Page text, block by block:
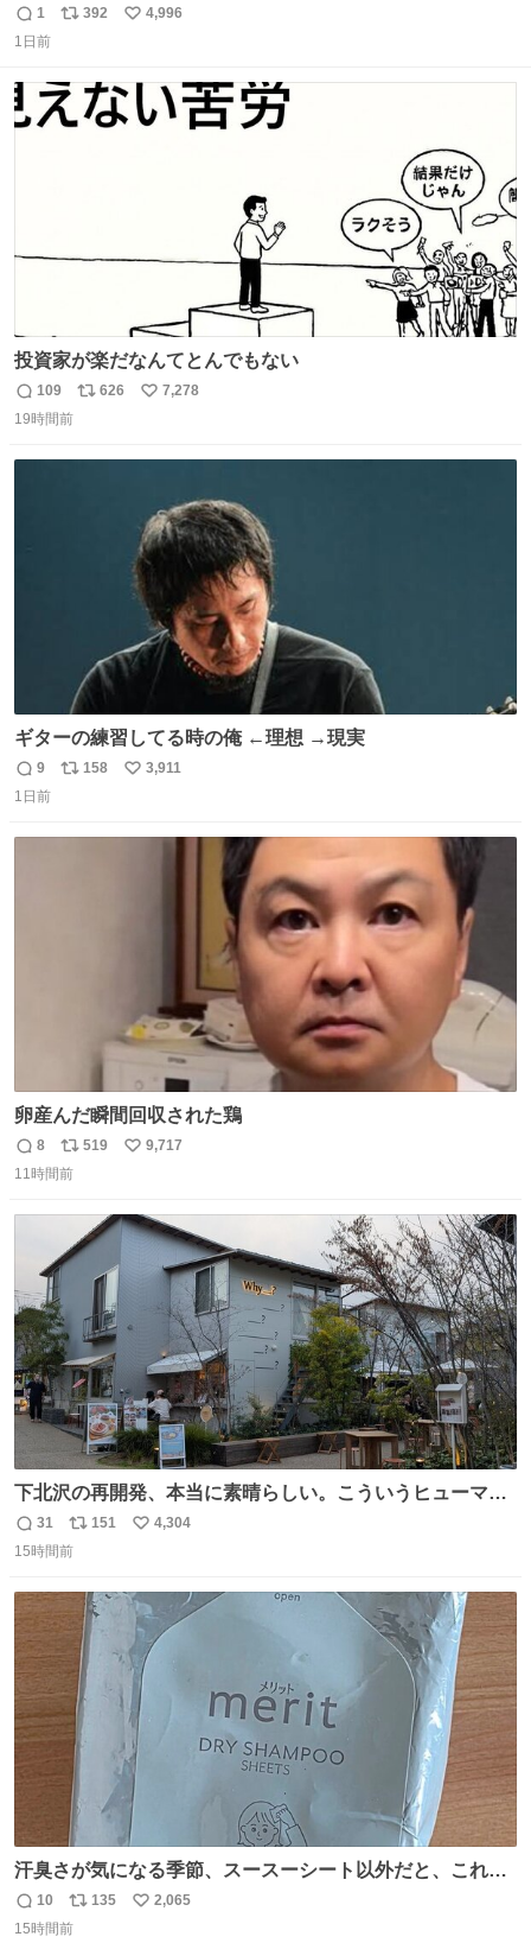
りまんじゅうパイセンが
返
信
1
リ
ト
数
392
い
数
4,996
1日前
投資家が楽だなんてとんでもない
返
信
109
リ
626
い
7,278
19時間前
ギターの練習してる時の俺 ←理想 →現実
返
信
9
リ
158
い
3,911
1日前
卵産んだ瞬間回収された鶏
返
信
8
リ
ポ
数
519
い
数
9,717
11時間前
下北沢の再開発、本当に素晴らしい。こういうヒューマン
スケールの開発がいいんだよ。
返
信
31
リ
ポ
ト
数
151
い
数
4,304
15時間前
汗臭さが気になる季節、スースーシート以外だと、これが
とにかくスッキリする。2年くらい前に #生活は踊る で紹
介したやつ。おじさんにもおばさんにもオススメだ。ドラ
返
信
10
リ
ポ
135
い
2,065
15時間前